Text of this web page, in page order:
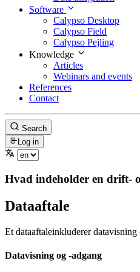
Software
Calypso Desktop
Calypso Field
Calypso Pejling
Knowledge
Articles
Webinars and events
References
Contact
Search
Log in
Hvad indeholder en drift-
Dataaftale
Et dataaftaleinkluderer
Datavisning og -adgang